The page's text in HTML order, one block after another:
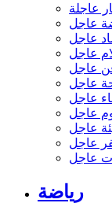
عاجلة
عاجل
عاجل
عاجل
عاجل
عاجل
عاجل
عاجل
عاجل
عاجل
عاجل
رياضة